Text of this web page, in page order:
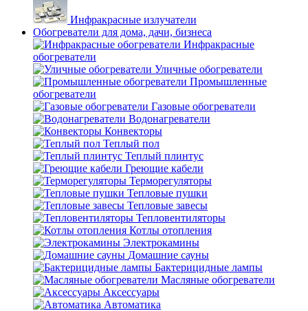
Инфракрасные излучатели
Обогреватели для дома, дачи, бизнеса
Инфракрасные
обогреватели
Уличные обогреватели
Промышленные
обогреватели
Газовые обогреватели
Водонагреватели
Конвекторы
Теплый пол
Теплый плинтус
Греющие кабели
Терморегуляторы
Тепловые пушки
Тепловые завесы
Тепловентиляторы
Котлы отопления
Электрокамины
Домашние сауны
Бактерицидные лампы
Масляные обогреватели
Аксессуары
Автоматика